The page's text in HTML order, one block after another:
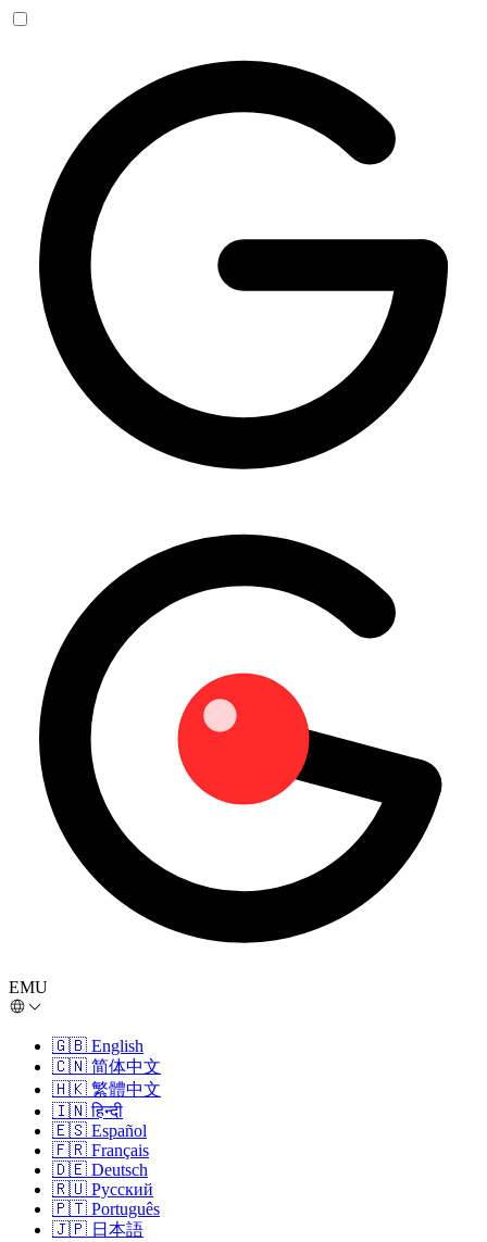
EMU
🇬🇧 English
🇨🇳 简体中文
🇭🇰 繁體中文
🇮🇳 हिन्दी
🇪🇸 Español
🇫🇷 Français
🇩🇪 Deutsch
🇷🇺 Русский
🇵🇹 Português
🇯🇵 日本語